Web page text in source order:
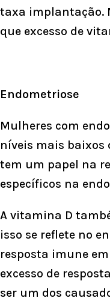
taxa implantação.
que excesso de
Endometriose
Mulheres com
níveis mais baixos
tem um papel na
específicos na
A vitamina D
isso se reflete no
resposta imune
excesso de
ser um dos